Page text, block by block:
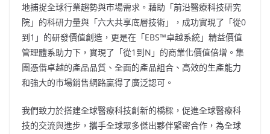
地捕捉全球行業趨勢與市場需求。藉助「前沿醫療科技研究
院」的科研力量與「六大共享底層技術」，成功實現了「從0
到1」的研發價值創造，更是在「EBS™卓越系統」精益價值
管理體系助力下，實現了「從1到N」的商業化價值倍增。集
團憑借卓越的產品品質、全面的產品組合、高效的生產能力
和強大的市場銷售網路贏得了廣泛認可。
我們致力於搭建全球醫療科技創新的橋樑，促進全球醫療科
技的交流與進步，攜手全球眾多傑出夥伴緊密合作，為全球